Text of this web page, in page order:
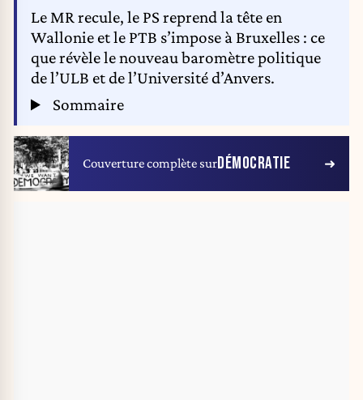
Le MR recule, le PS reprend la tête en
Wallonie et le PTB s’impose à Bruxelles : ce
que révèle le nouveau baromètre politique
de l’ULB et de l’Université d’Anvers.
Sommaire
Couverture complète surDÉMOCRATIE